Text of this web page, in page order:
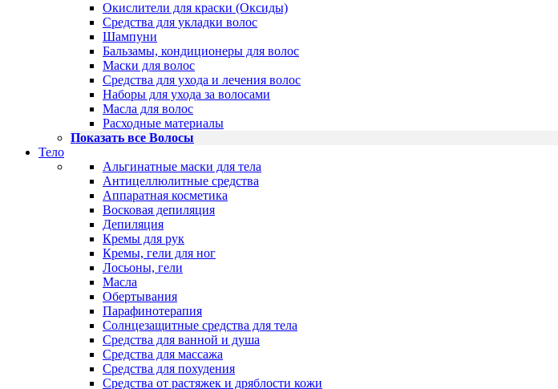
Окислители для краски (Оксиды)
Средства для укладки волос
Шампуни
Бальзамы, кондиционеры для волос
Маски для волос
Средства для ухода и лечения волос
Наборы для ухода за волосами
Масла для волос
Расходные материалы
Показать все Волосы
Тело
Альгинатные маски для тела
Антицеллюлитные средства
Аппаратная косметика
Восковая депиляция
Депиляция
Кремы для рук
Кремы, гели для ног
Лосьоны, гели
Масла
Обертывания
Парафинотерапия
Солнцезащитные средства для тела
Средства для ванной и душа
Средства для массажа
Средства для похудения
Средства от растяжек и дряблости кожи